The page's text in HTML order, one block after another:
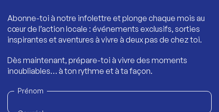
Abonne-toi à notre infolettre et plonge chaque mois au
cœur de l’action locale : événements exclusifs, sorties
inspirantes et aventures à vivre à deux pas de chez toi.
Dès maintenant, prépare-toi à vivre des moments
inoubliables… à ton rythme et à ta façon.
Prénom